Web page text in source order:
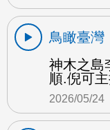
鳥瞰臺灣
神木之島
順.倪可
2026/05/24